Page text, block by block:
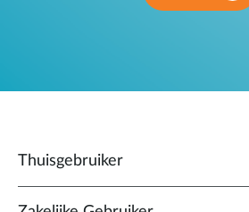
Thuisgebruiker